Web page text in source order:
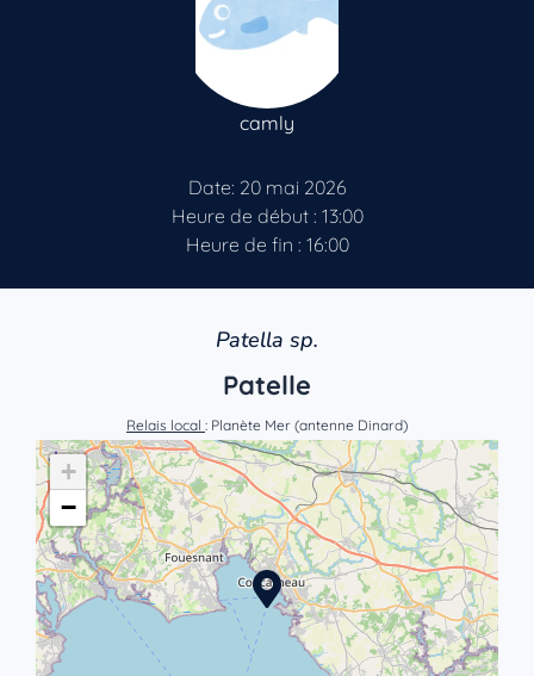
camly
Date: 20 mai 2026
Heure de début : 13:00
Heure de fin : 16:00
Patella sp.
Patelle
Relais local : Planète Mer (antenne Dinard)
+
−